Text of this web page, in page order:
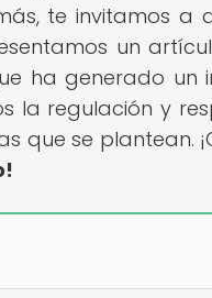
te invitamos a
un
ha generado un
la regulación y
que se plantean.